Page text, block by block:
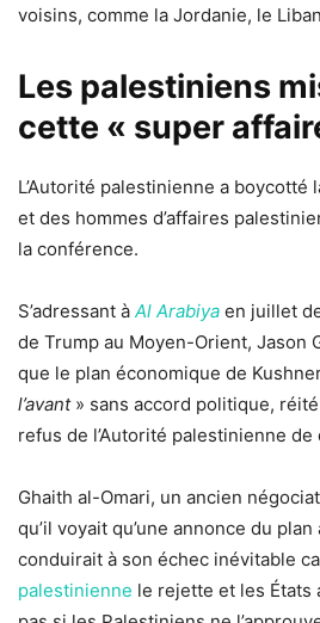
voisins, comme la Jordanie, le
Les palestiniens
cette « super
L’Autorité palestinienne a boycotté
et des hommes d’affaires
la conférence.
S’adressant à Al Arabiya en juillet
de Trump au Moyen-Orient, Jason
que le plan économique de
l’avant» sans accord politique,
refus de l’Autorité palestinienne
Ghaith al-Omari, un ancien
qu’il voyait qu’une annonce du plan
conduirait à son échec inévitable
palestinienne le rejette et les États